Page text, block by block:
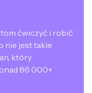
ćwiczyć i robić
nie jest takie
który
86 000+